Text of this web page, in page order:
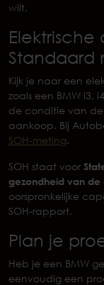
wilt.
Standaard
Kijk je naar een
zoals een BMW i3,
de conditie van
aankoop. Bij
SOH-meting.
SOH staat voor
gezondheid van
oorspronkelijke
SOH-rapport.
Plan je
Heb je een BMW
eenvoudig een